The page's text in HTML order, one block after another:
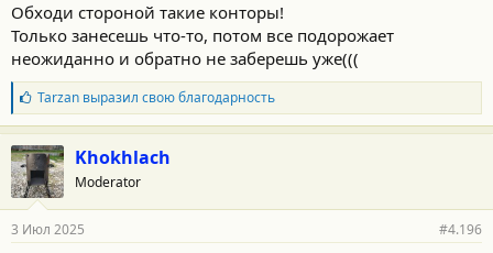
Обходи стороной такие конторы!
Только занесешь что-то, потом все подорожает
неожиданно и обратно не заберешь уже(((
Б
л
а
г
о
д
а
н
Tarzanвыразил свою благодарность
Khokhlach
Moderator
3 Июл 2025 #4.196